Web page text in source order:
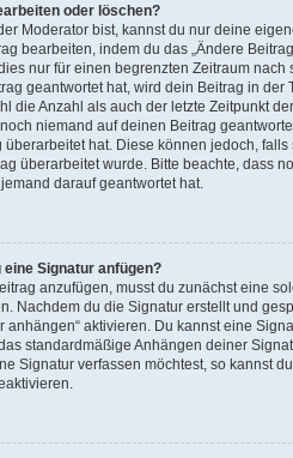
oder löschen?
Moderator bist, kannst du nur deine
bearbeiten, indem du das „Ändere
nur für einen begrenzten Zeitraum
geantwortet hat, wird dein Beitrag in der
die Anzahl als auch der letzte Zeitpunkt
niemand auf deinen Beitrag
hat. Diese können jedoch,
überarbeitet wurde. Bitte beachte, dass
darauf geantwortet hat.
Signatur anfügen?
anzufügen, musst du zunächst eine
Nachdem du die Signatur erstellt und
anhängen“ aktivieren. Du kannst eine
standardmäßige Anhängen deiner
Signatur verfassen möchtest, so kannst